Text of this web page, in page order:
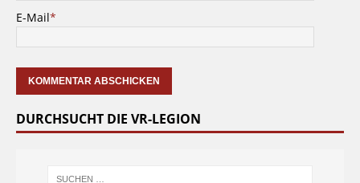
E-Mail*
DURCHSUCHT DIE VR-LEGION